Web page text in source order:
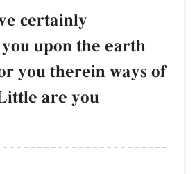
certainly
upon the earth
you therein ways of
are you